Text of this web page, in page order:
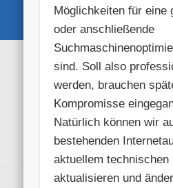
Möglichkeiten für eine
oder anschließende
sind. Soll also
werden, brauchen
Kompromisse
Natürlich können wir
bestehenden
aktuellem technischen
aktualisieren und